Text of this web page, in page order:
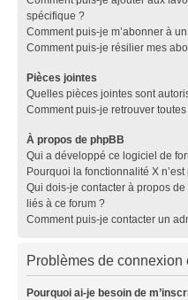
spécifique ?
Comment puis-je m’abonner à
Comment puis-je résilier mes
Pièces jointes
Quelles pièces jointes sont
Comment puis-je retrouver
À propos de phpBB
Qui a développé ce logiciel de
Pourquoi la fonctionnalité X
Qui dois-je contacter à propos
liés à ce forum ?
Comment puis-je contacter un
Problèmes de connexion
Pourquoi ai-je besoin de